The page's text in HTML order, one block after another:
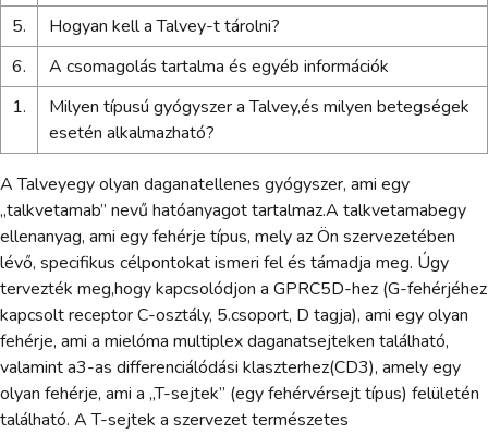
5.
Hogyan kell a Talvey-t tárolni?
6.
A csomagolás tartalma és egyéb információk
1.
Milyen típusú gyógyszer a Talvey,és milyen betegségek
esetén alkalmazható?
A Talveyegy olyan daganatellenes gyógyszer, ami egy
„talkvetamab” nevű hatóanyagot tartalmaz.A talkvetamabegy
ellenanyag, ami egy fehérje típus, mely az Ön szervezetében
lévő, specifikus célpontokat ismeri fel és támadja meg. Úgy
tervezték meg,hogy kapcsolódjon a GPRC5D-hez (G-fehérjéhez
kapcsolt receptor C-osztály, 5.csoport, D tagja), ami egy olyan
fehérje, ami a mielóma multiplex daganatsejteken található,
valamint a3-as differenciálódási klaszterhez(CD3), amely egy
olyan fehérje, ami a „T-sejtek” (egy fehérvérsejt típus) felületén
található. A T-sejtek a szervezet természetes